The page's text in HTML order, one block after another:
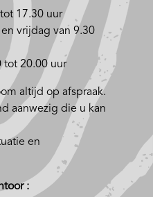
17.30 uur
vrijdag van 9.30
tot 20.00 uur
altijd op afspraak.
aanwezig die u kan
en
: